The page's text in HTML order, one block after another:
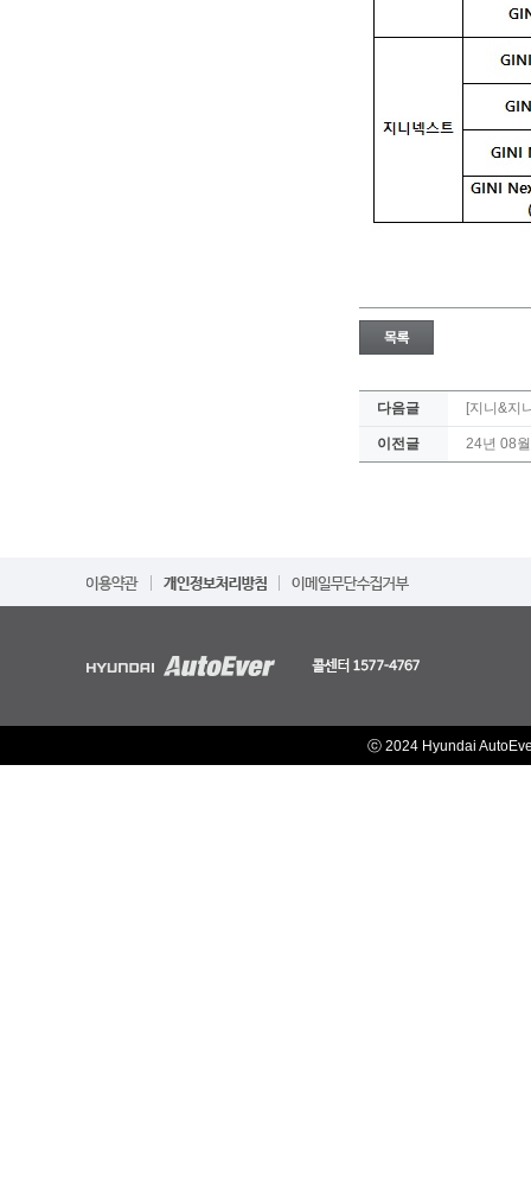
다음글 [지니&지
이전글 24년 08
ⓒ 2024 Hyundai